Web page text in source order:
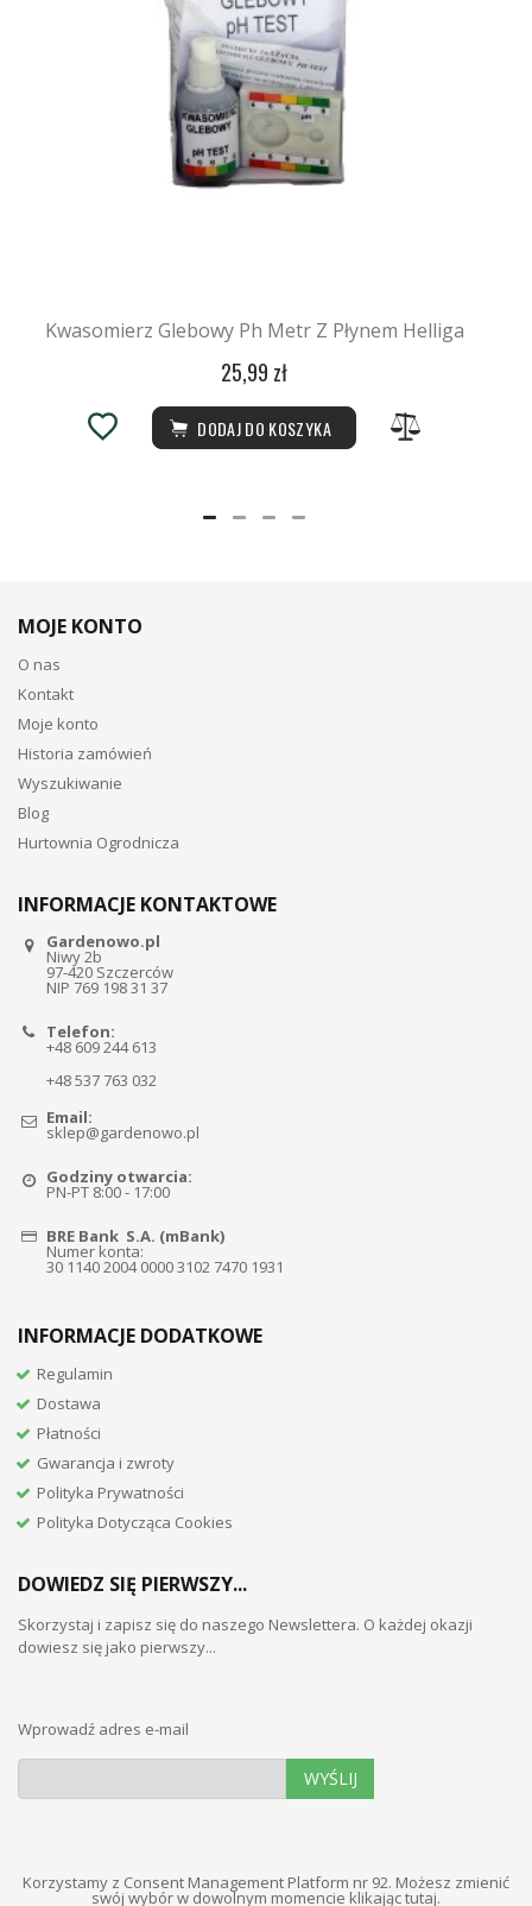
Kwasomierz Glebowy Ph Metr Z Płynem Helliga
25,99 zł
DODAJ DO KOSZYKA
MOJE KONTO
O nas
Kontakt
Moje konto
Historia zamówień
Wyszukiwanie
Blog
Hurtownia Ogrodnicza
INFORMACJE KONTAKTOWE
Gardenowo.pl
Niwy 2b
97-420 Szczerców
NIP 769 198 31 37
Telefon:
+48 609 244 613
+48 537 763 032
Email:
sklep@gardenowo.pl
Godziny otwarcia:
PN-PT 8:00 - 17:00
BRE Bank S.A. (mBank)
Numer konta:
30 1140 2004 0000 3102 7470 1931
INFORMACJE DODATKOWE
Regulamin
Dostawa
Płatności
Gwarancja i zwroty
Polityka Prywatności
Polityka Dotycząca Cookies
DOWIEDZ SIĘ PIERWSZY...
Skorzystaj i zapisz się do naszego Newslettera. O każdej okazji
dowiesz się jako pierwszy...
Wprowadź adres e-mail
WYŚLIJ
Korzystamy z Consent Management Platform nr 92. Możesz zmienić
swój wybór w dowolnym momencie klikając tutaj.